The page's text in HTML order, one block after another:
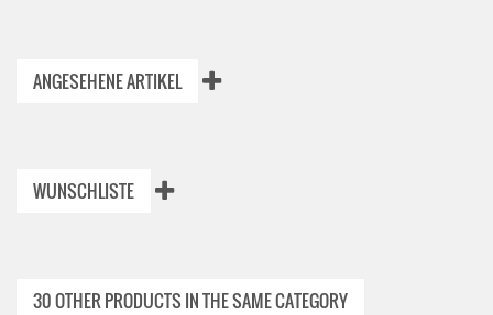
ANGESEHENE ARTIKEL
WUNSCHLISTE
30 OTHER PRODUCTS IN THE SAME CATEGORY